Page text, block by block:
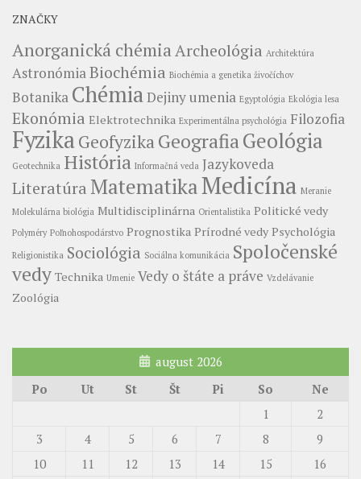
ZNAČKY
Anorganická chémiaArcheológia Architektúra
AstronómiaBiochémia Biochémia a genetika živočíchov
Botanika ChémiaDejiny umenia Egyptológia Ekológia lesa
Ekonómia Elektrotechnika Experimentálna psychológia Filozofia
FyzikaGeofyzikaGeografiaGeológia
Geotechnika História Informačná veda Jazykoveda
LiteratúraMatematikaMedicína Meranie
Molekulárna biológia Multidisciplinárna Orientalistika Politické vedy
Polyméry Poľnohospodárstvo Prognostika Prírodné vedy Psychológia
Religionistika Sociológia Sociálna komunikácia Spoločenské
vedy Technika Umenie Vedy o štáte a práve Vzdelávanie
Zoológia
august 2026
Po
Ut St Št Pi So
Ne
1
2
3
4 5 6 7 8
9
10
11 12 13 14 15 16